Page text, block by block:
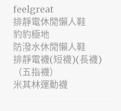
feelgreat
排靜電休閒懶人鞋
豹豹極地
防潑水休閒懶人鞋
排靜電襪(短襪)(長襪)
（五指襪）
米其林運動襪